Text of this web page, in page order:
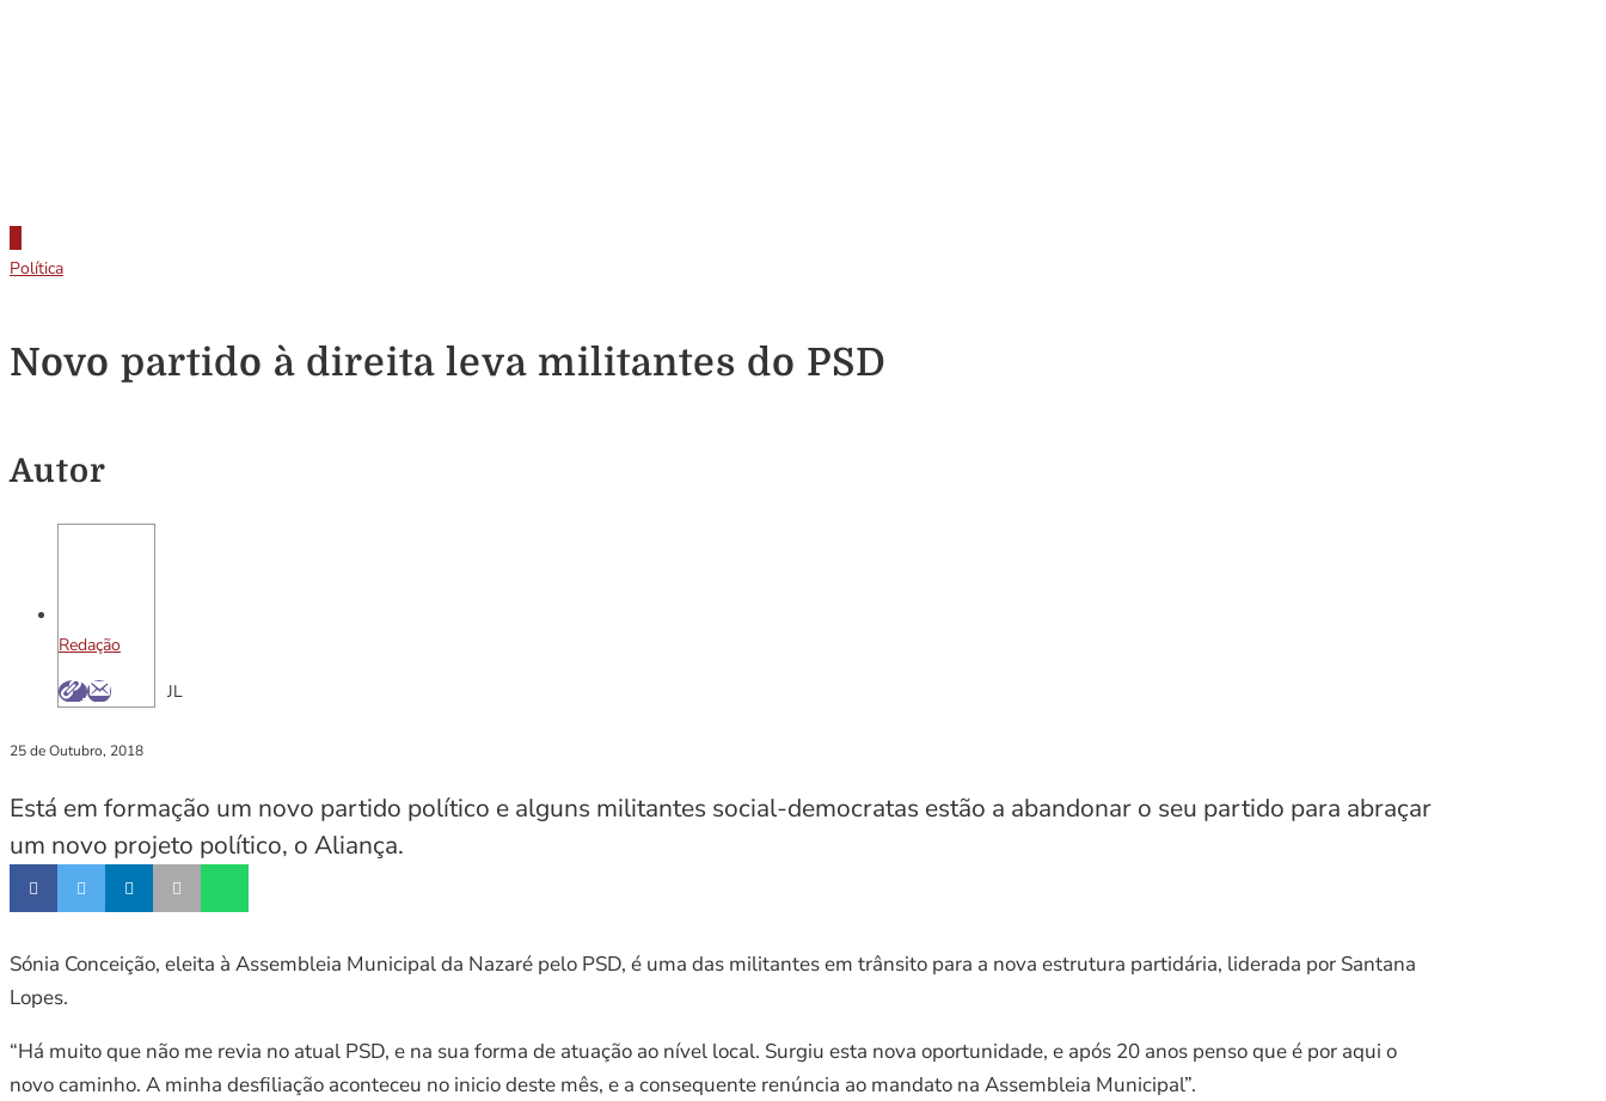
Política
Novo partido à direita leva militantes do PSD
Autor
Redação
JL
25 de Outubro, 2018
Está em formação um novo partido político e alguns militantes social-democratas estão a abandonar o seu partido para abraçar
um novo projeto político, o Aliança.
Sónia Conceição, eleita à Assembleia Municipal da Nazaré pelo PSD, é uma das militantes em trânsito para a nova estrutura partidária, liderada por Santana
Lopes.
“Há muito que não me revia no atual PSD, e na sua forma de atuação ao nível local. Surgiu esta nova oportunidade, e após 20 anos penso que é por aqui o
novo caminho. A minha desfiliação aconteceu no inicio deste mês, e a consequente renúncia ao mandato na Assembleia Municipal”.